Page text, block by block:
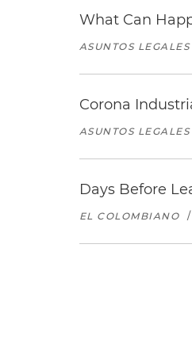
What Can
ASUNTOS LEGALES
Corona
ASUNTOS LEGALES
Days Before
EL COLOMBIANO /